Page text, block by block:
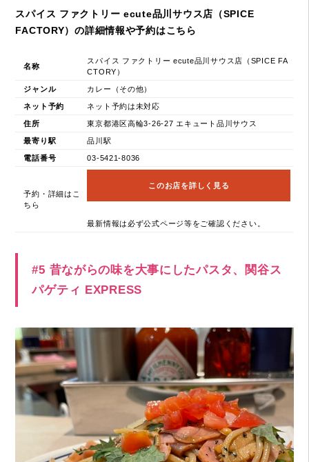
スパイス ファクトリー ecute品川サウス店（SPICE
FACTORY）の詳細情報や予約はこちら
名称
スパイス ファクトリー ecute品川サウス店（SPICE FA
CTORY）
ジャンル カレー（その他）
ネット予約 ネット予約は未対応
住所 東京都港区高輪3-26-27 エキュート品川サウス
最寄り駅 品川駅
電話番号 03-5421-8036
予約・詳細はこ
ちら
このお店を詳しく見る
最新情報は必ず公式ページ等をご確認ください。
#5 昔ながらの味を大事にしたパスタ、関谷ス
パゲティ EXPRESS